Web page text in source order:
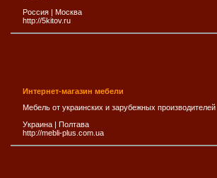
Россия | Москва
http://5kitov.ru
Интернет-магазин мебели
Мебель от украинских и зарубежных
Украина | Полтава
http://mebli-plus.com.ua